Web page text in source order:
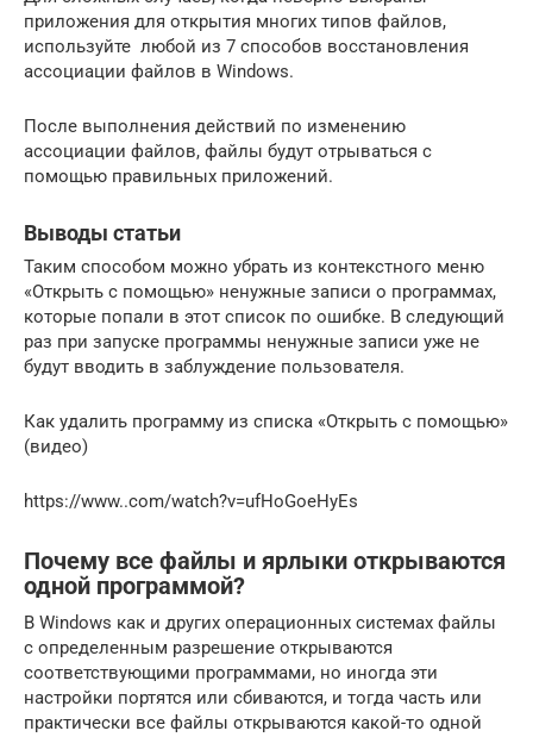
приложения для открытия многих типов файлов,
используйте любой из 7 способов восстановления
ассоциации файлов в Windows.
После выполнения действий по изменению
ассоциации файлов, файлы будут отрываться с
помощью правильных приложений.
Выводы статьи
Таким способом можно убрать из контекстного меню
«Открыть с помощью» ненужные записи о программах,
которые попали в этот список по ошибке. В следующий
раз при запуске программы ненужные записи уже не
будут вводить в заблуждение пользователя.
Как удалить программу из списка «Открыть с помощью»
(видео)
https://www..com/watch?v=ufHoGoeHyEs
Почему все файлы и ярлыки открываются
одной программой?
В Windows как и других операционных системах файлы
с определенным разрешение открываются
соответствующими программами, но иногда эти
настройки портятся или сбиваются, и тогда часть или
практически все файлы открываются какой-то одной